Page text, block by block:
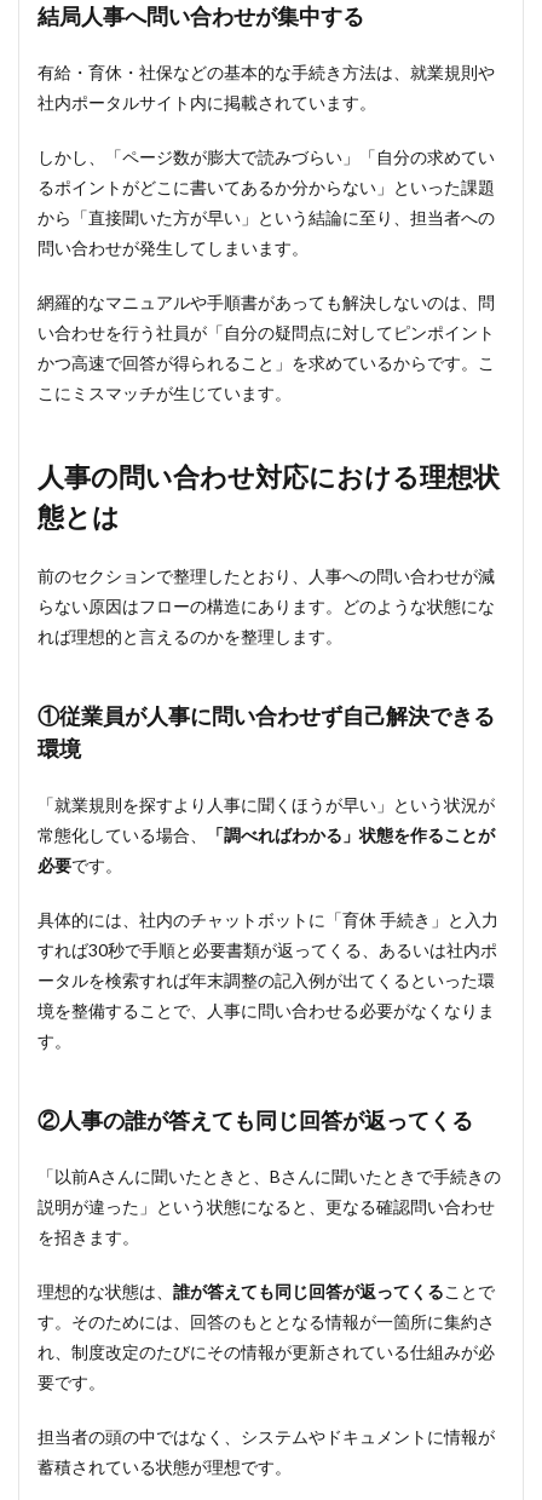
2
の問
わせ
にお
理想
状態
とは
①従
業員
が人
事に
問い
解決
る環
2.2
②人
事の
誰が
同じ
が返
くる
2.3
③問
わせ
内
容・
件数
が定
量的
いる
人事
への
社内
問い
減ら
す3
つの
解決
策
解決
策
結局人事へ問い合わせが集中する
有給・育休・社保などの基本的な手続き方法は、就業規則や
社内ポータルサイト内に掲載されています。
しかし、「ページ数が膨大で読みづらい」「自分の求めてい
るポイントがどこに書いてあるか分からない」といった課題
から「直接聞いた方が早い」という結論に至り、担当者への
問い合わせが発生してしまいます。
網羅的なマニュアルや手順書があっても解決しないのは、問
い合わせを行う社員が「自分の疑問点に対してピンポイント
かつ高速で回答が得られること」を求めているからです。こ
こにミスマッチが生じています。
人事の問い合わせ対応における理想状
態とは
前のセクションで整理したとおり、人事への問い合わせが減
らない原因はフローの構造にあります。どのような状態にな
れば理想的と言えるのかを整理します。
①従業員が人事に問い合わせず自己解決できる
環境
「就業規則を探すより人事に聞くほうが早い」という状況が
常態化している場合、
「調べればわかる」状態を作ることが
必要です。
具体的には、社内のチャットボットに「育休 手続き」と入力
すれば30秒で手順と必要書類が返ってくる、あるいは社内ポ
ータルを検索すれば年末調整の記入例が出てくるといった環
境を整備することで、人事に問い合わせる必要がなくなりま
す。
②人事の誰が答えても同じ回答が返ってくる
「以前Aさんに聞いたときと、Bさんに聞いたときで手続きの
説明が違った」という状態になると、更なる確認問い合わせ
を招きます。
理想的な状態は、 誰が答えても同じ回答が返ってくることで
す。そのためには、回答のもととなる情報が一箇所に集約さ
れ、制度改定のたびにその情報が更新されている仕組みが必
要です。
担当者の頭の中ではなく、システムやドキュメントに情報が
蓄積されている状態が理想です。